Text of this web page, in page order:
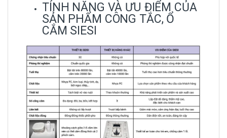
TÍNH NĂNG VÀ ƯU ĐIỂM CỦA
SẢN PHẨM CÔNG TẮC, Ổ
CẮM SIESI